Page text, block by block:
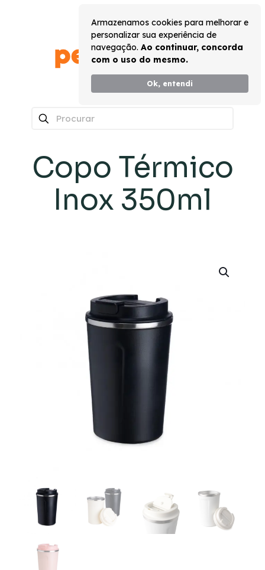
Armazenamos cookies para melhorar e
personalizar sua experiência de
navegação. Ao continuar, concorda
com o uso do mesmo.
Ok, entendi
Copo Térmico
Inox 350ml